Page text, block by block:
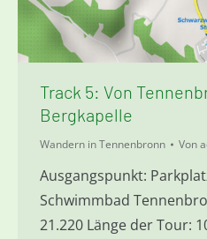
Track 5: Von
Bergkapelle
Wandern in Tennenbronn Von
Ausgangspunkt:
Schwimmbad
21.220 Länge der Tour: